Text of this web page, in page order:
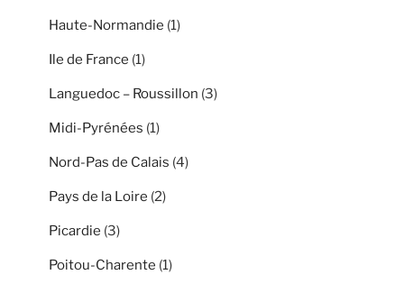
Haute-Normandie (1)
Ile de France (1)
Languedoc – Roussillon (3)
Midi-Pyrénées (1)
Nord-Pas de Calais (4)
Pays de la Loire (2)
Picardie (3)
Poitou-Charente (1)